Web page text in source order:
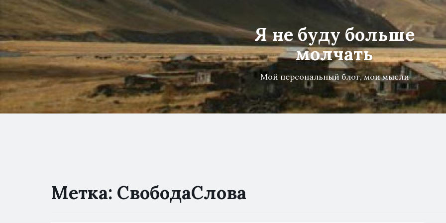
Я не буду больше
молчать
Мой персональный блог, мои мысли
Метка: СвободаСлова